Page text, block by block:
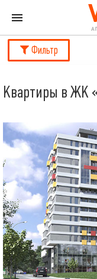
Фильтр
Квартиры в ЖК